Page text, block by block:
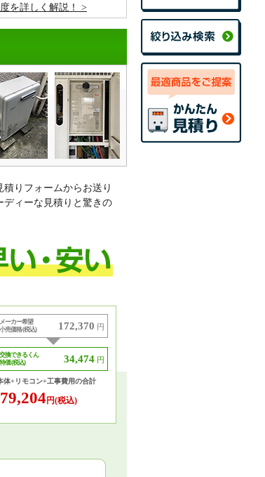
を詳しく解説！
りフォームからお送り
ディーな見積りと驚きの
メーカー希望
小売価格 (税込)
172,370 円
交換できるくん
特価 (税込)
34,474 円
体+リモコン+工事費用の合計
79,204 円(税込)